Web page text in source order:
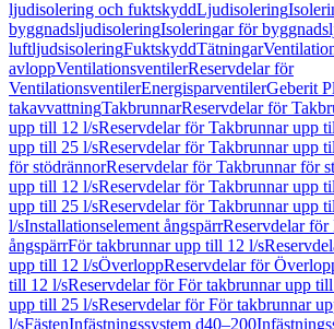
ljudisolering och fuktskyddLjudisolering
byggnadsljudisoleringIsoleringar för
luftljudsisoleringFuktskyddTätningar
avloppVentilationsventilerReservdelar för
VentilationsventilerEnergisparventilerGeberit
takavvattningTakbrunnarReservdelar för
upp till 12 l/sReservdelar för Takbrunnar upp
upp till 25 l/sReservdelar för Takbrunnar upp
för stödrännorReservdelar för Takbrunnar för
upp till 12 l/sReservdelar för Takbrunnar upp
upp till 25 l/sReservdelar för Takbrunnar upp
l/sInstallationselement ångspärrReservdelar för
ångspärrFör takbrunnar upp till 12 l/s
upp till 12 l/sÖverloppReservdelar för
till 12 l/sReservdelar för För takbrunnar upp
upp till 25 l/sReservdelar för För takbrunnar
l/sFästenInfästningssystem d40–200